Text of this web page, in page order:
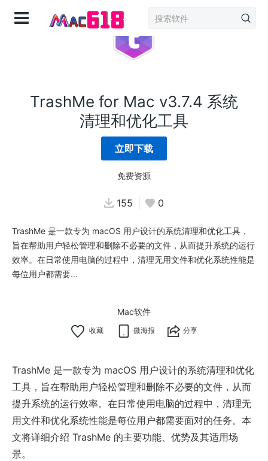
TrashMe for Mac v3.7.4 系统
清理和优化工具
立即下载
免费资源
155 0
TrashMe 是一款专为 macOS 用户设计的系统清理和优化工具，
旨在帮助用户轻松管理和删除不必要的文件，从而提升系统的运行
效率。在日常使用电脑的过程中，清理无用文件和优化系统性能是
每位用户都需要...
Mac软件
微海报 分享
TrashMe 是一款专为 macOS 用户设计的系统清理和优化
工具，旨在帮助用户轻松管理和删除不必要的文件，从而
提升系统的运行效率。在日常使用电脑的过程中，清理无
用文件和优化系统性能是每位用户都需要面对的任务。本
文将详细介绍 TrashMe 的主要功能、优势及其适用场
景。